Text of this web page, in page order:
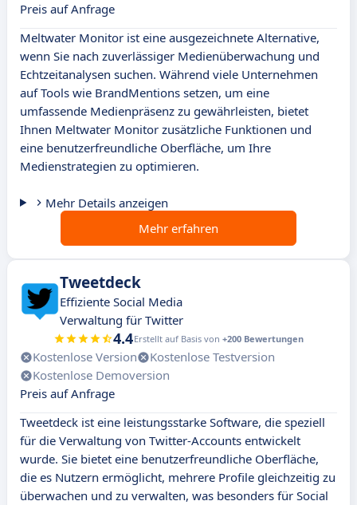
Preis auf Anfrage
Meltwater Monitor ist eine ausgezeichnete Alternative,
wenn Sie nach zuverlässiger Medienüberwachung und
Echtzeitanalysen suchen. Während viele Unternehmen
auf Tools wie BrandMentions setzen, um eine
umfassende Medienpräsenz zu gewährleisten, bietet
Ihnen Meltwater Monitor zusätzliche Funktionen und
eine benutzerfreundliche Oberfläche, um Ihre
Medienstrategien zu optimieren.
Mehr Details anzeigen
Mehr erfahren
Tweetdeck
Effiziente Social Media
Verwaltung für Twitter
4.4Erstellt auf Basis von +200 Bewertungen
Kostenlose Version
Kostenlose Testversion
Kostenlose Demoversion
Preis auf Anfrage
Tweetdeck ist eine leistungsstarke Software, die speziell
für die Verwaltung von Twitter-Accounts entwickelt
wurde. Sie bietet eine benutzerfreundliche Oberfläche,
die es Nutzern ermöglicht, mehrere Profile gleichzeitig zu
überwachen und zu verwalten, was besonders für Social